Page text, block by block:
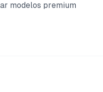
modelos premium